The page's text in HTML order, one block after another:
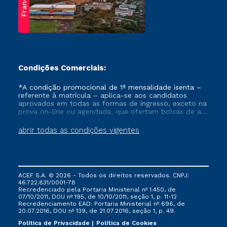
Franca
Condições Comerciais:
abrir todas as condições vigentes
*A condição promocional de 1ª mensalidade isenta –
referente à matrícula – aplica-se aos candidatos
aprovados em todas as formas de ingresso, exceto na
prova on-line ou agendada, que ofertam bolsas de até
vigente, que ainda não tenham efetivado e/ou não
tenham cancelado ou trancado sua matrícula em uma
via FIES, Prouni e outros programas governamentais, e
não se acumula com nenhuma outra campanha
ofertada pela Instituição.
ACEF S.A. © 2026 - Todos os direitos reservados. CNPJ:
46.722.831/0001-78
Recredenciado pela Portaria Ministerial nº 1.450, de
07/10/2011, DOU nº 195, de 10/10/2011, seção 1, p. 11-12
Recredenciamento EAD: Portaria Ministerial nº 696, de
20.07.2016, DOU nº 139, de 21.07.2016, seção 1, p. 49.
Política de Privacidade
Política de Cookies